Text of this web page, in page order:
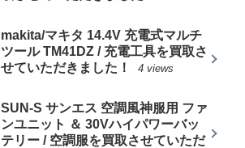
makita/マキタ 14.4V 充電式マルチ
ツール TM41DZ / 充電工具を買取さ
せていただきました！
4 views
SUN-S サンエス 空調風神服用 ファ
ンユニット ＆ 30Vハイパワーバッ
テリー / 空調服を買取させていただ